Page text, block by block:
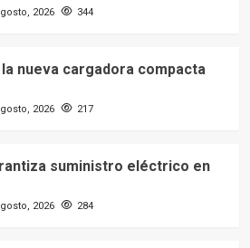
2026
344
nueva cargadora compacta
2026
217
suministro eléctrico en
2026 284